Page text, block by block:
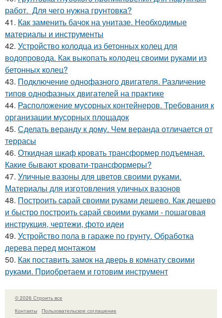
работ. Для чего нужна грунтовка?
41. Как заменить бачок на унитазе. Необходимые
материалы и инструменты
42. Устройство колодца из бетонных колец для
водопровода. Как выкопать колодец своими руками из
бетонных колец?
43. Подключение однофазного двигателя. Различение
типов однофазных двигателей на практике
44. Расположение мусорных контейнеров. Требования к
организации мусорных площадок
45. Сделать веранду к дому. Чем веранда отличается от
террасы
46. Откидная шкаф кровать трансформер подъемная.
Какие бывают кровати-трансформеры?
47. Уличные вазоны для цветов своими руками.
Материалы для изготовления уличных вазонов
48. Построить сарай своими руками дешево. Как дешево
и быстро построить сарай своими руками - пошаговая
инструкция, чертежи, фото идеи
49. Устройство пола в гараже по грунту. Обработка
дерева перед монтажом
50. Как поставить замок на дверь в комнату своими
руками. Приобретаем и готовим инструмент
© 2026 Строить все
Контакты
Пользовательское соглашение